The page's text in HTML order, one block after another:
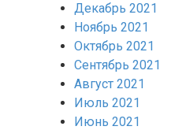
Декабрь 2021
Ноябрь 2021
Октябрь 2021
Сентябрь 2021
Август 2021
Июль 2021
Июнь 2021